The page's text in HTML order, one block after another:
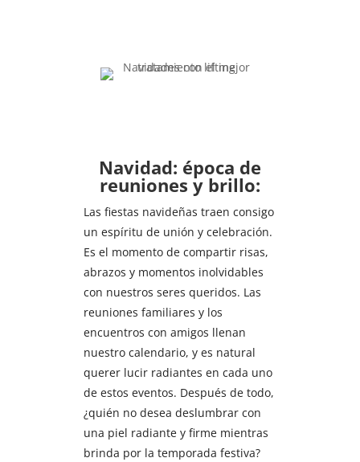
Navidad: época de
reuniones y brillo:
Las fiestas navideñas traen consigo
un espíritu de unión y celebración.
Es el momento de compartir risas,
abrazos y momentos inolvidables
con nuestros seres queridos. Las
reuniones familiares y los
encuentros con amigos llenan
nuestro calendario, y es natural
querer lucir radiantes en cada uno
de estos eventos. Después de todo,
¿quién no desea deslumbrar con
una piel radiante y firme mientras
brinda por la temporada festiva?